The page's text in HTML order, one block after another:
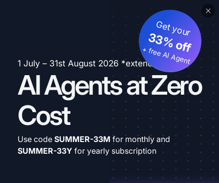
1 July – 31st August 2026 *extended
AI Agents at Zero
Cost
Get your
33% off
+ free AI Agent
Use code SUMMER-33M for monthly and
SUMMER-33Y for yearly subscription